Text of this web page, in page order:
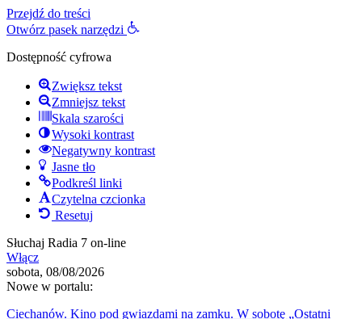
Przejdź do treści
Otwórz pasek narzędzi
Dostępność cyfrowa
Zwiększ tekst
Zmniejsz tekst
Skala szarości
Wysoki kontrast
Negatywny kontrast
Jasne tło
Podkreśl linki
Czytelna czcionka
Resetuj
Słuchaj Radia 7 on-line
Włącz
sobota, 08/08/2026
Nowe w portalu:
Ciechanów. Kino pod gwiazdami na zamku. W sobotę „Ostatni